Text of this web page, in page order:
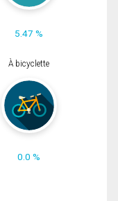
5.47 %
À bicyclette
0.0 %